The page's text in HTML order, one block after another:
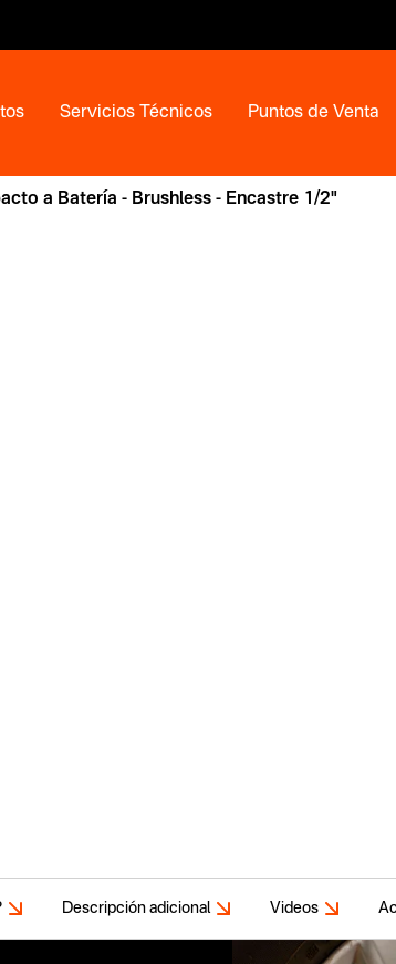
Servicios Técnicos Puntos de Venta
a Batería - Brushless - Encastre 1/2"
Descripción adicional Videos